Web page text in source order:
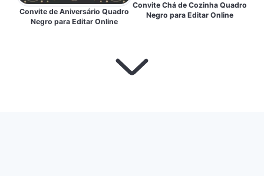
Convite de Aniversário Quadro
Negro para Editar Online
Convite Chá de Cozinha Quadro
Negro para Editar Online